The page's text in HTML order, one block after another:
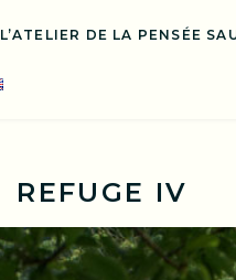
L’ATELIER DE LA PENSÉE
REFUGE IV